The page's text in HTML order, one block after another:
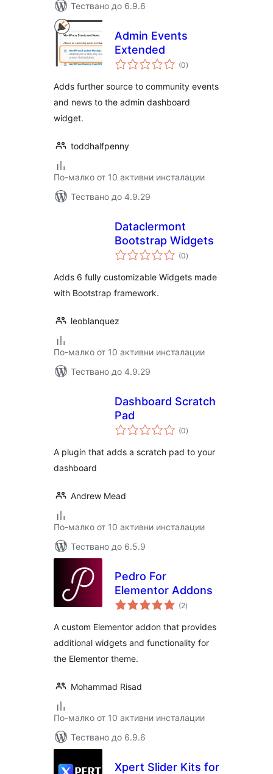
Тествано до 6.9.6
Admin Events
Extended
(0общо
оценки
)
Adds further source to community events
and news to the admin dashboard
widget.
toddhalfpenny
По-малко от 10 активни инсталации
Тествано до 4.9.29
Dataclermont
Bootstrap Widgets
(0общо
оценки
)
Adds 6 fully customizable Widgets made
with Bootstrap framework.
leoblanquez
По-малко от 10 активни инсталации
Тествано до 4.9.29
Dashboard Scratch
Pad
(0общо
оценки
)
A plugin that adds a scratch pad to your
dashboard
Andrew Mead
По-малко от 10 активни инсталации
Тествано до 6.5.9
Pedro For
Elementor Addons
(2общо
оценки
)
A custom Elementor addon that provides
additional widgets and functionality for
the Elementor theme.
Mohammad Risad
По-малко от 10 активни инсталации
Тествано до 6.9.6
Xpert Slider Kits for